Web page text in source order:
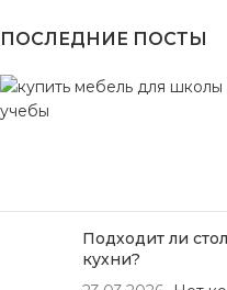
ПОСЛЕДНИЕ ПОСТЫ
Подходит ли
кухни?